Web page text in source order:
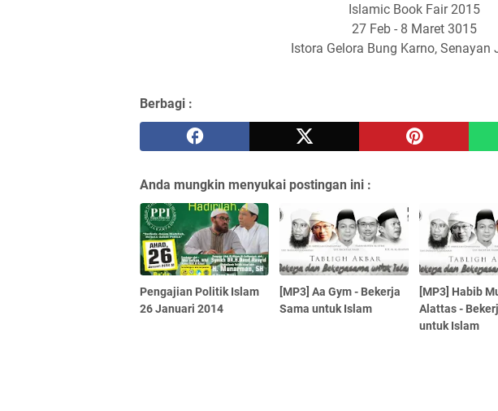
Islamic Book Fair 2015
27 Feb - 8 Maret 3015
Istora Gelora Bung Karno, Senayan
Berbagi :
Anda mungkin menyukai postingan ini :
Pengajian Politik Islam
26 Januari 2014
[MP3] Aa Gym - Bekerja
Sama untuk Islam
[MP3] Habib
Alattas -
untuk Islam